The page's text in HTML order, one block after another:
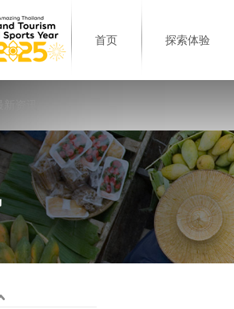
首页 探索体验
新资讯